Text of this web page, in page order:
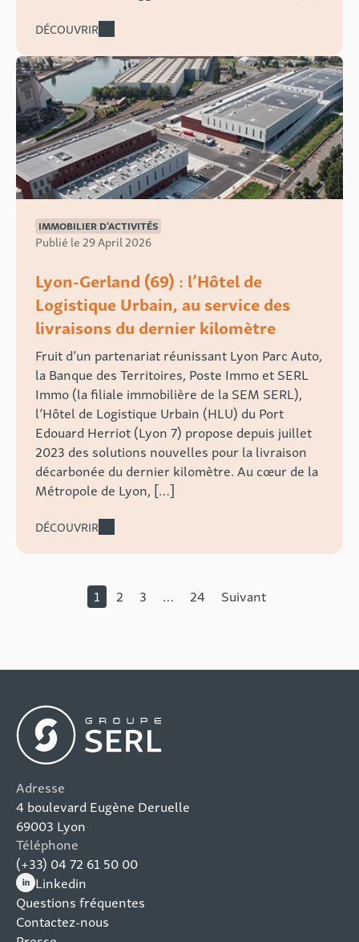
DÉCOUVRIR
IMMOBILIER D'ACTIVITÉS
Publié le 29 April 2026
Lyon-Gerland (69) : l’Hôtel de
Logistique Urbain, au service des
livraisons du dernier kilomètre
Fruit d’un partenariat réunissant Lyon Parc Auto,
la Banque des Territoires, Poste Immo et SERL
Immo (la filiale immobilière de la SEM SERL),
l’Hôtel de Logistique Urbain (HLU) du Port
Edouard Herriot (Lyon 7) propose depuis juillet
2023 des solutions nouvelles pour la livraison
décarbonée du dernier kilomètre. Au cœur de la
Métropole de Lyon, […]
DÉCOUVRIR
1 2 3 … 24 Suivant
Adresse
4 boulevard Eugène Deruelle
69003 Lyon
Téléphone
(+33) 04 72 61 50 00
Linkedin
(nouvelle fenêtre)
Questions fréquentes
Contactez-nous